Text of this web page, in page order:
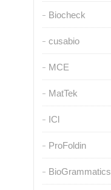
Biocheck
cusabio
MCE
MatTek
ICl
ProFoldin
BioGrammatics